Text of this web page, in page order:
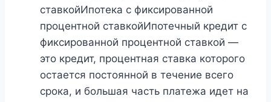
ставкойИпотека с фиксированной
процентной ставкойИпотечный кредит с
фиксированной процентной ставкой —
это кредит, процентная ставка которого
остается постоянной в течение всего
срока, и большая часть платежа идет на